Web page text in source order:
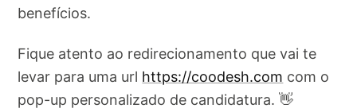
benefícios.
Fique atento ao redirecionamento que vai te
levar para uma url https://coodesh.com com o
pop-up personalizado de candidatura. 👋